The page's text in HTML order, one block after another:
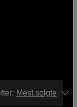
: Mest solgte